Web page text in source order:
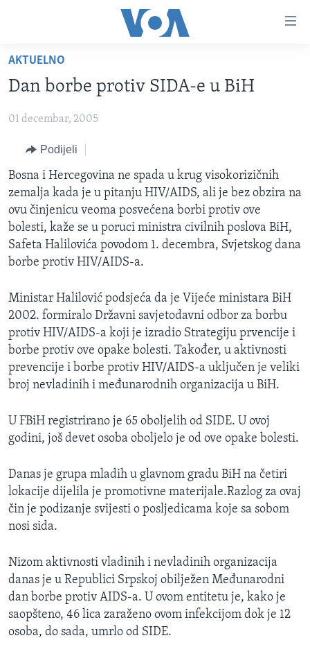
glavni
sadržaj
na
navigaciju
Idi
na
pretragu
TV PROGRAM
FOTOGRAFIJE DANA
VIJESTI
SJEDINJENE AMERIČKE DRŽAVE
BOSNA I HERCEGOVINA
SVIJET
NAUKA I TEHNOLOGIJA
SPECIJALNI PROJEKTI
KORUPCIJA
SLOBODA MEDIJA
ŽENSKA STRANA
IZBJEGLIČKA STRANA
MAGAZIN
O GLASU AMERIKE
Learning English
PRATITE NAS
Jezici
AKTUELNO
Dan borbe protiv SIDA-e u BiH
01 decembar, 2005
Podijeli
Bosna i Hercegovina ne spada u krug visokorizičnih
zemalja kada je u pitanju HIV/AIDS, ali je bez obzira na
ovu činjenicu veoma posvećena borbi protiv ove
bolesti, kaže se u poruci ministra civilnih poslova BiH,
Safeta Halilovića povodom 1. decembra, Svjetskog dana
borbe protiv HIV/AIDS-a.
Ministar Halilović podsjeća da je Vijeće ministara BiH
2002. formiralo Državni savjetodavni odbor za borbu
protiv HIV/AIDS-a koji je izradio Strategiju prvencije i
borbe protiv ove opake bolesti. Također, u aktivnosti
prevencije i borbe protiv HIV/AIDS-a uključen je veliki
broj nevladinih i međunarodnih organizacija u BiH.
U FBiH registrirano je 65 oboljelih od SIDE. U ovoj
godini, još devet osoba oboljelo je od ove opake bolesti.
Danas je grupa mladih u glavnom gradu BiH na četiri
lokacije dijelila je promotivne materijale.Razlog za ovaj
čin je podizanje svijesti o posljedicama koje sa sobom
nosi sida.
Nizom aktivnosti vladinih i nevladinih organizacija
danas je u Republici Srpskoj obilježen Međunarodni
dan borbe protiv AIDS-a. U ovom entitetu je, kako je
saopšteno, 46 lica zaraženo ovom infekcijom dok je 12
osoba, do sada, umrlo od SIDE.